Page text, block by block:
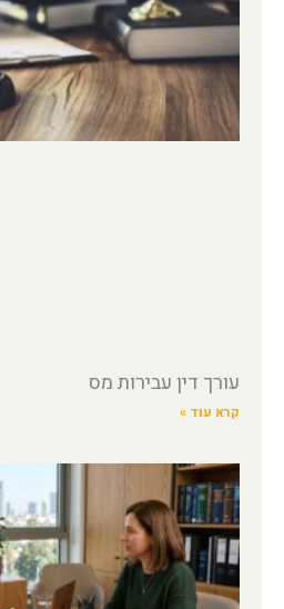
עורך דין עבירות מס
קרא עוד »